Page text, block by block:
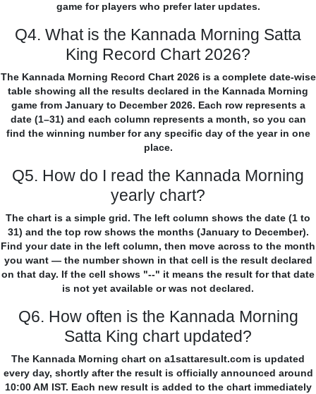
game for players who prefer later updates.
Q4. What is the Kannada Morning Satta
King Record Chart 2026?
The Kannada Morning Record Chart 2026 is a complete date-wise
table showing all the results declared in the Kannada Morning
game from January to December 2026. Each row represents a
date (1–31) and each column represents a month, so you can
find the winning number for any specific day of the year in one
place.
Q5. How do I read the Kannada Morning
yearly chart?
The chart is a simple grid. The left column shows the date (1 to
31) and the top row shows the months (January to December).
Find your date in the left column, then move across to the month
you want — the number shown in that cell is the result declared
on that day. If the cell shows "--" it means the result for that date
is not yet available or was not declared.
Q6. How often is the Kannada Morning
Satta King chart updated?
The Kannada Morning chart on a1sattaresult.com is updated
every day, shortly after the result is officially announced around
10:00 AM IST. Each new result is added to the chart immediately